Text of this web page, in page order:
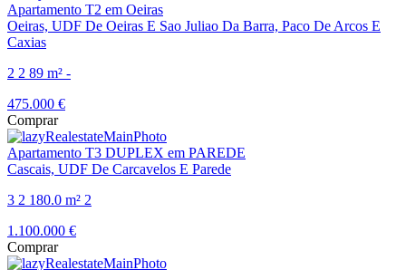
Apartamento T2 em Oeiras
Oeiras, UDF De Oeiras E Sao Juliao Da Barra, Paco De Arcos E
Caxias
2 2 89 m² -
475.000 €
Comprar
Apartamento T3 DUPLEX em PAREDE
Cascais, UDF De Carcavelos E Parede
3 2 180.0 m² 2
1.100.000 €
Comprar